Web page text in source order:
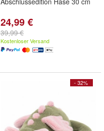
24,99 €
39,99 €
Kostenloser Versand
- 32%